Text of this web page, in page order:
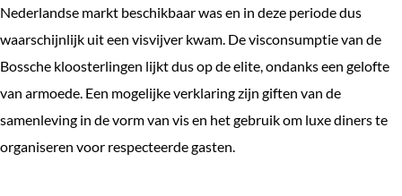
Nederlandse markt beschikbaar was en in deze periode dus
waarschijnlijk uit een visvijver kwam. De visconsumptie van de
Bossche kloosterlingen lijkt dus op de elite, ondanks een gelofte
van armoede. Een mogelijke verklaring zijn giften van de
samenleving in de vorm van vis en het gebruik om luxe diners te
organiseren voor respecteerde gasten.